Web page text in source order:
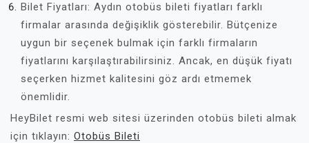
Bilet Fiyatları: Aydın otobüs bileti fiyatları farklı
firmalar arasında değişiklik gösterebilir. Bütçenize
uygun bir seçenek bulmak için farklı firmaların
fiyatlarını karşılaştırabilirsiniz. Ancak, en düşük fiyatı
seçerken hizmet kalitesini göz ardı etmemek
önemlidir.
HeyBilet resmi web sitesi üzerinden otobüs bileti almak
için tıklayın: Otobüs Bileti